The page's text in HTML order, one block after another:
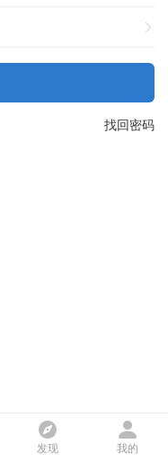
找回密码
发现 我的